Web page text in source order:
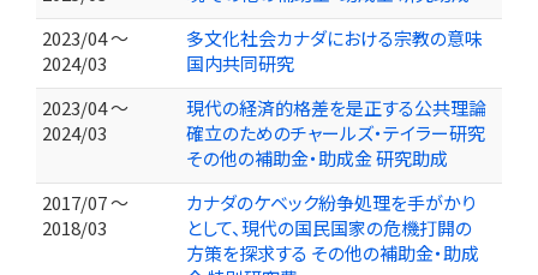
2023/04 ～
2024/03
多文化社会カナダにおける宗教の意味
国内共同研究
2023/04 ～
2024/03
現代の経済的格差を是正する公共理論
確立のためのチャールズ・テイラー研究
その他の補助金・助成金 研究助成
2017/07 ～
2018/03
カナダのケベック紛争処理を手がかり
として、現代の国民国家の危機打開の
方策を探求する その他の補助金・助成